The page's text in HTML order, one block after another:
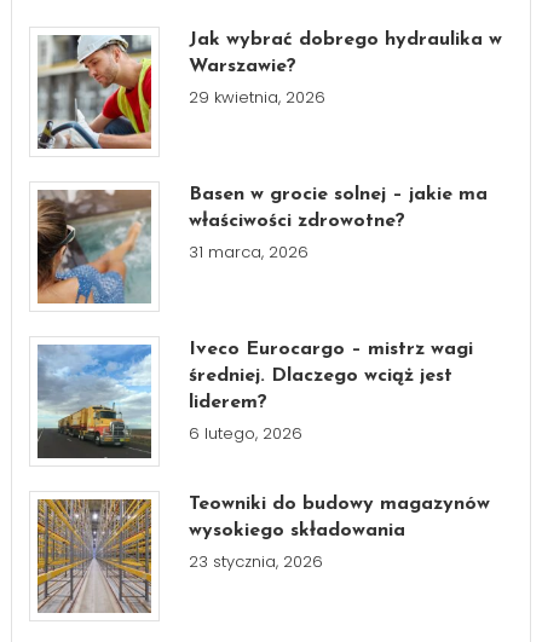
Jak wybrać dobrego hydraulika w
Warszawie?
29 kwietnia, 2026
Basen w grocie solnej – jakie ma
właściwości zdrowotne?
31 marca, 2026
Iveco Eurocargo – mistrz wagi
średniej. Dlaczego wciąż jest
liderem?
6 lutego, 2026
Teowniki do budowy magazynów
wysokiego składowania
23 stycznia, 2026